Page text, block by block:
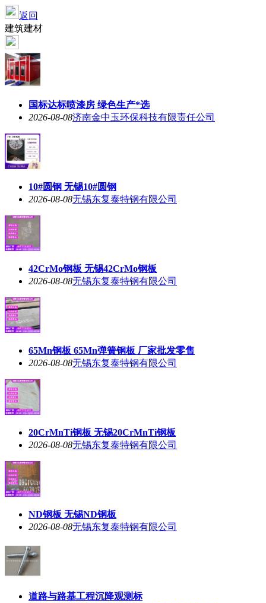
返回
建筑建材
国标达标喷漆房 绿色生产*选
2026-08-08济南金中玉环保科技有限责任公司
10#圆钢 无锡10#圆钢
2026-08-08无锡东复泰特钢有限公司
42CrMo钢板 无锡42CrMo钢板
2026-08-08无锡东复泰特钢有限公司
65Mn钢板 65Mn弹簧钢板 厂家批发零售
2026-08-08无锡东复泰特钢有限公司
20CrMnTi钢板 无锡20CrMnTi钢板
2026-08-08无锡东复泰特钢有限公司
ND钢板 无锡ND钢板
2026-08-08无锡东复泰特钢有限公司
道路与路基工程沉降观测标